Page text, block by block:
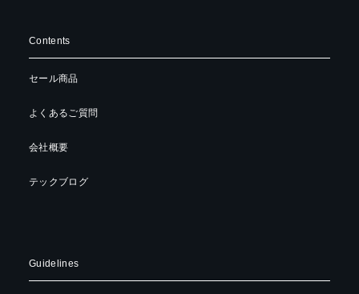
Contents
セール商品
よくあるご質問
会社概要
テックブログ
Guidelines